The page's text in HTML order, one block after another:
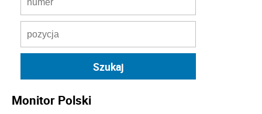
Monitor Polski